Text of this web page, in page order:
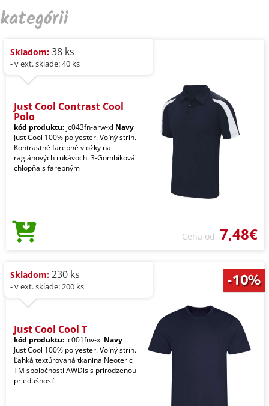
kategórii
Skladom: 38 ks
- v ext. sklade: 40 ks
Just Cool Contrast Cool
Polo
kód produktu: jc043fn-arw-xl Navy
Just Cool 100% polyester. Voľný strih.
Kontrastné farebné vložky na
raglánových rukávoch. 3-Gombíková
chlopňa s farebným
Cena od 7,48€
Skladom: 230 ks
- v ext. sklade: 200 ks
Just Cool Cool T
kód produktu: jc001fnv-xl Navy
Just Cool 100% polyester. Voľný strih.
Ľahká textúrovaná tkanina Neoteric
TM spoločnosti AWDis s prirodzenou
priedušnosť